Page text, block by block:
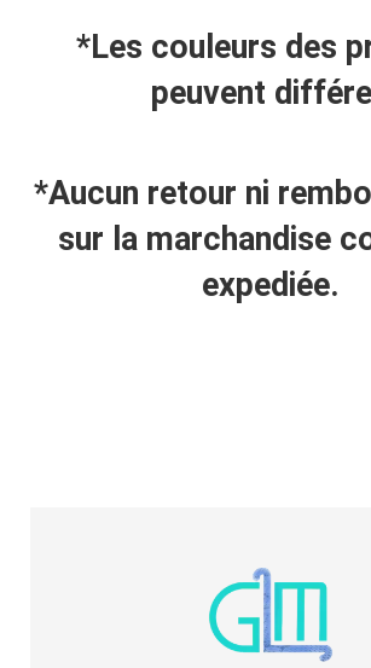
*Les couleurs des
peuvent
*Aucun retour ni
sur la marchandise
expediée.